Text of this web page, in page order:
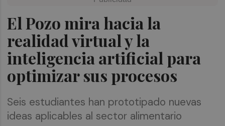
El Pozo mira hacia la
realidad virtual y la
inteligencia artificial para
optimizar sus procesos
​​​​​​​Seis estudiantes han prototipado nuevas
ideas aplicables al sector alimentario